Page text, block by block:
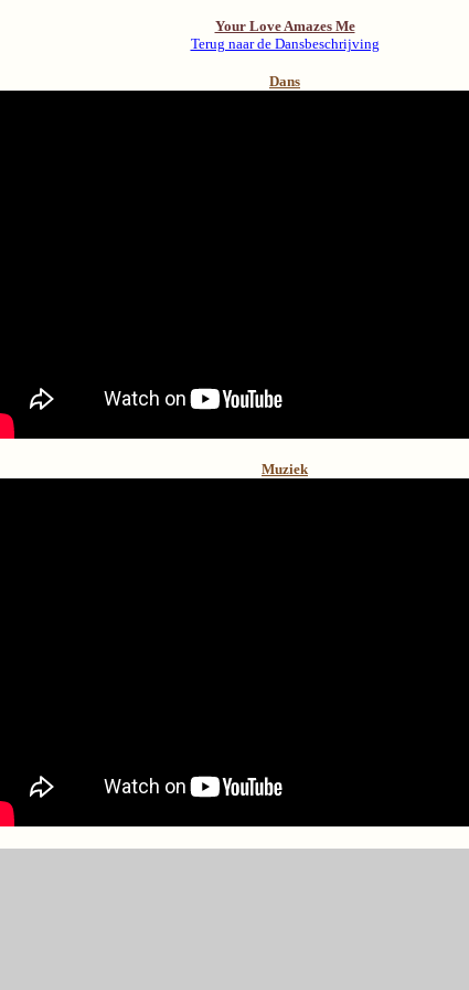
Your Love Amazes Me
Terug naar de Dansbeschrijving
Dans
Muziek